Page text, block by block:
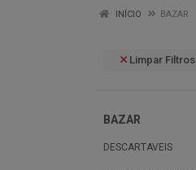
INÍCIO BAZAR
Limpar Filtros
BAZAR
DESCARTAVEIS